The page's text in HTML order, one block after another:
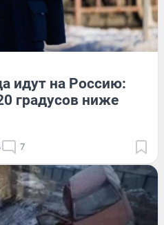
идут на Россию:
градусов ниже
7